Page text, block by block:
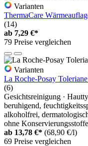
Varianten
ThermaCare
(14)
ab 7,29 €*
79 Preise vergleichen
Varianten
La Roche-Posay
(6)
Gesichtsreinigung ·
beruhigend,
alkoholfrei,
ohne
ab 13,78 €* (68,90 €/l)
69 Preise vergleichen